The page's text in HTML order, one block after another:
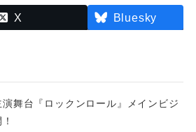
X Bluesky
舞台『ロックンロール』メインビジ